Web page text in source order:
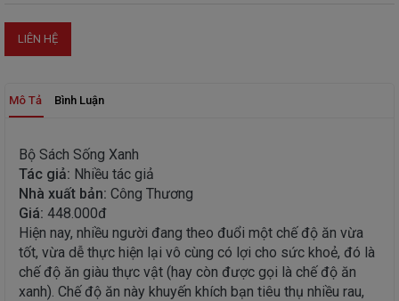
LIÊN HỆ
Mô Tả Bình Luận
Bộ Sách Sống Xanh
Tác giả: Nhiều tác giả
Nhà xuất bản: Công Thương
Giá: 448.000đ
Hiện nay, nhiều người đang theo đuổi một chế độ ăn vừa
tốt, vừa dễ thực hiện lại vô cùng có lợi cho sức khoẻ, đó là
chế độ ăn giàu thực vật (hay còn được gọi là chế độ ăn
xanh). Chế độ ăn này khuyến khích bạn tiêu thụ nhiều rau,